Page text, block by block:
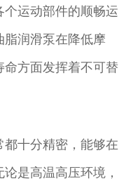
运动部件的顺畅运
润滑泵在降低摩
命方面发挥着不可替
十分精密，能够在
是高温高压环境，